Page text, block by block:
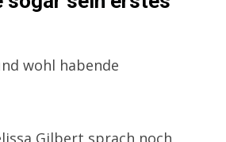
wohl habende
Gilbert sprach noch